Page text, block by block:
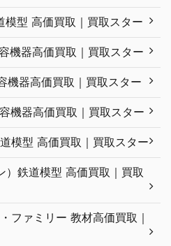
模型 高価買取｜買取スター
機器高価買取｜買取スター
機器高価買取｜買取スター
機器高価買取｜買取スター
模型 高価買取｜買取スター
）鉄道模型 高価買取｜買取
ファミリー 教材高価買取｜